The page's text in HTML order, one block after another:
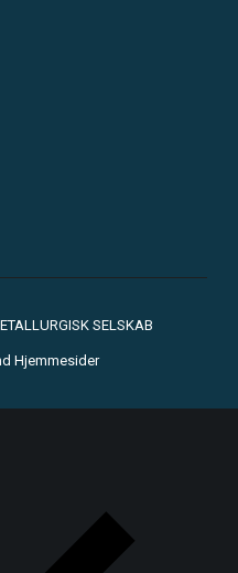
SELSKAB
Hjemmesider